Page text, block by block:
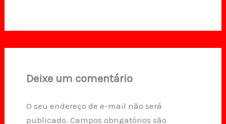
Deixe um comentário
O seu endereço de e-mail não será
publicado. Campos obrigatórios são